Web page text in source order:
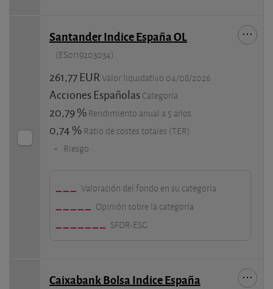
Santander Indice España OL
(ES0119203034)
261,77 EUR Valor liquidativo 04/08/2026
Acciones Españolas Categoría
20,79 % Rendimiento anual a 5 años
0,74 % Ratio de costes totales (TER)
- Riesgo
Valoración del fondo en su categoría
Opinión sobre la categoría
SFDR-ESG
Caixabank Bolsa Indice España